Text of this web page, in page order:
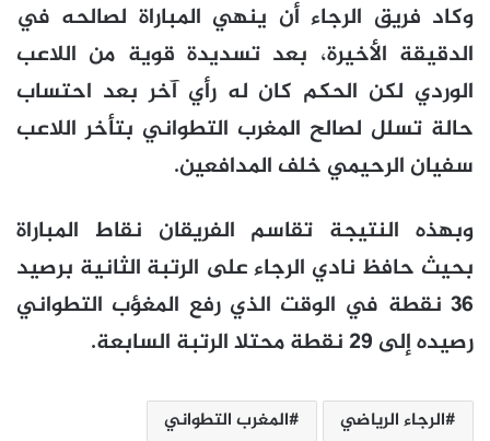
وكاد فريق الرجاء أن ينهي المباراة لصالحه في
الدقيقة الأخيرة، بعد تسديدة قوية من اللاعب
الوردي لكن الحكم كان له رأي آخر بعد احتساب
حالة تسلل لصالح المغرب التطواني بتأخر اللاعب
سفيان الرحيمي خلف المدافعين.
وبهذه النتيجة تقاسم الفريقان نقاط المباراة
بحيث حافظ نادي الرجاء على الرتبة الثانية برصيد
36 نقطة في الوقت الذي رفع المغؤب التطواني
رصيده إلى 29 نقطة محتلا الرتبة السابعة.
الرجاء الرياضي
المغرب التطواني